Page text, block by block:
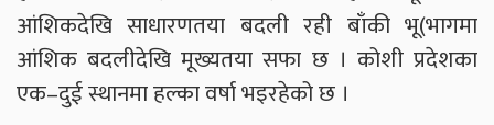
आंशिकदेखि साधारणतया बदली रही बाँकी भू(भागमा
आंशिक बदलीदेखि मूख्यतया सफा छ । कोशी प्रदेशका
एक–दुई स्थानमा हल्का वर्षा भइरहेको छ ।